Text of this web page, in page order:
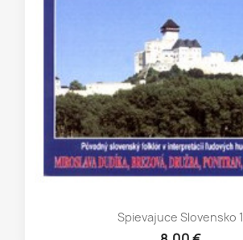
Spievajuce Slovensko 1